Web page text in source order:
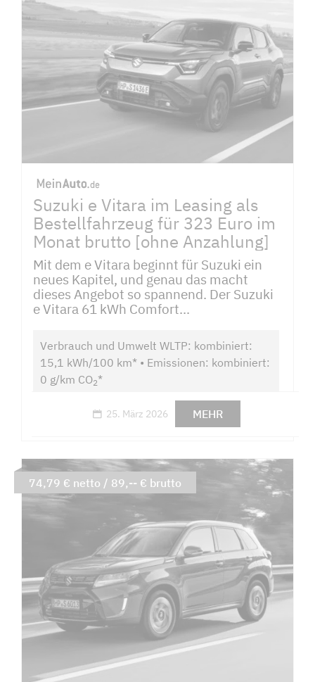
Suzuki e Vitara im Leasing als
Bestellfahrzeug für 323 Euro im
Monat brutto [ohne Anzahlung]
Mit dem e Vitara beginnt für Suzuki ein
neues Kapitel, und genau das macht
dieses Angebot so spannend. Der Suzuki
e Vitara 61 kWh Comfort...
Verbrauch und Umwelt WLTP: kombiniert:
15,1 kWh/100 km* • Emissionen: kombiniert:
0 g/km CO2*
25. März 2026 MEHR
74,79 € netto / 89,-- € brutto